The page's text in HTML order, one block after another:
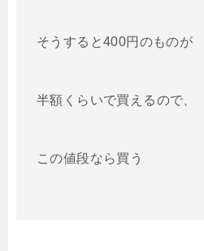
そうすると400円のものが
半額くらいで買えるので、
この値段なら買う